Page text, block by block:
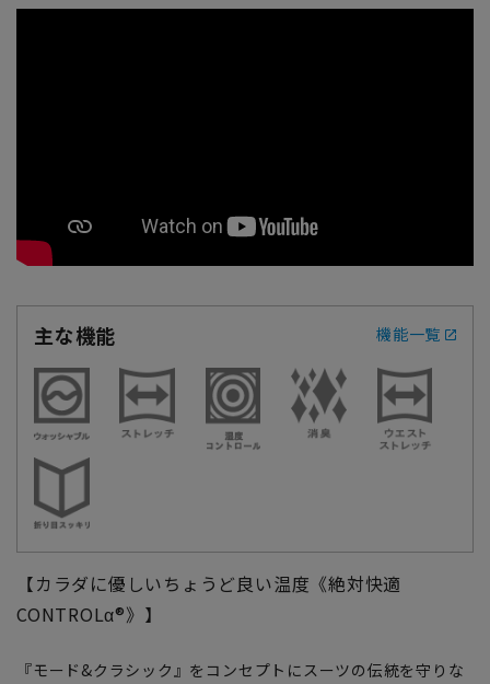
主な機能 機能一覧
【カラダに優しいちょうど良い温度《絶対快適
CONTROLα®》】
『モード&クラシック』をコンセプトにスーツの伝統を守りな